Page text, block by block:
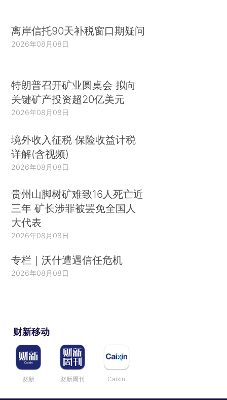
离岸信托90天补税窗口期疑问
2026年08月08日
特朗普召开矿业圆桌会 拟向
关键矿产投资超20亿美元
2026年08月08日
境外收入征税 保险收益计税
详解(含视频)
2026年08月08日
贵州山脚树矿难致16人死亡近
三年 矿长涉罪被罢免全国人
大代表
2026年08月08日
专栏｜沃什遭遇信任危机
2026年08月08日
财新移动
财新 财新周刊 Caixin